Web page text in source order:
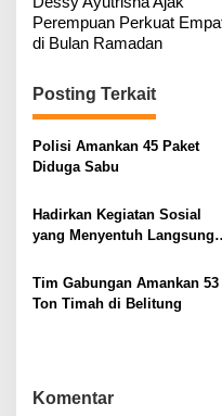
a
v
g
a
s
i
p
o
Perempuan Perkuat
di Bulan Ramadan ‎
Posting Terkait
Polisi Amankan 45 Paket
Diduga Sabu
Hadirkan Kegiatan Sosial
yang Menyentuh Langsung
Tim Gabungan Amankan 53
Ton Timah di Belitung
Komentar